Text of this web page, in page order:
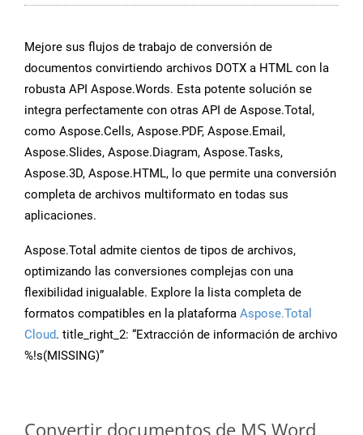
Mejore sus flujos de trabajo de conversión de
documentos convirtiendo archivos DOTX a HTML con la
robusta API Aspose.Words. Esta potente solución se
integra perfectamente con otras API de Aspose.Total,
como Aspose.Cells, Aspose.PDF, Aspose.Email,
Aspose.Slides, Aspose.Diagram, Aspose.Tasks,
Aspose.3D, Aspose.HTML, lo que permite una conversión
completa de archivos multiformato en todas sus
aplicaciones.
Aspose.Total admite cientos de tipos de archivos,
optimizando las conversiones complejas con una
flexibilidad inigualable. Explore la lista completa de
formatos compatibles en la plataforma Aspose.Total
Cloud. title_right_2: “Extracción de información de archivo
%!s(MISSING)”
Convertir documentos de MS Word